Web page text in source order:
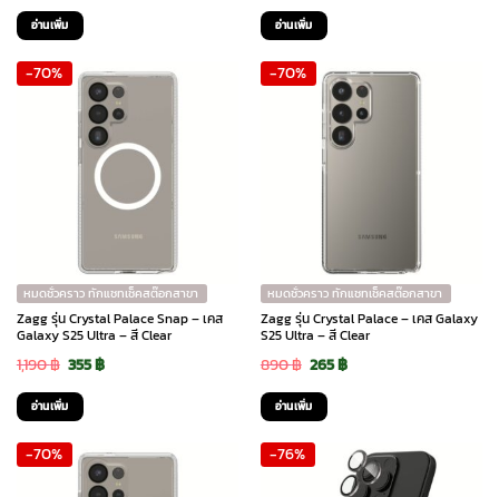
price
was:
1,490 ฿.445 ฿.
อ่านเพิ่ม
price
was:
1,490 ฿.590 ฿.
อ่านเพิ่ม
-70%
หมดชั่วคราว ทักแชทเช็คสต๊อกสาขา
Zagg รุ่น Crystal Palace Snap – เคส
Galaxy S25 Ultra – สี Clear
1,190฿ Original
price
was:
1,190 ฿.
355฿Current
355 ฿.
อ่านเพิ่ม
-70%
หมดชั่วคราว ทักแชทเช็คสต๊อกสาขา
Zagg รุ่น Crystal Palace – เคส Galaxy
S25 Ultra – สี Clear
890฿ Original
price
was:
890 ฿.
265฿Current
265 ฿.
อ่านเพิ่ม
-70% -76%